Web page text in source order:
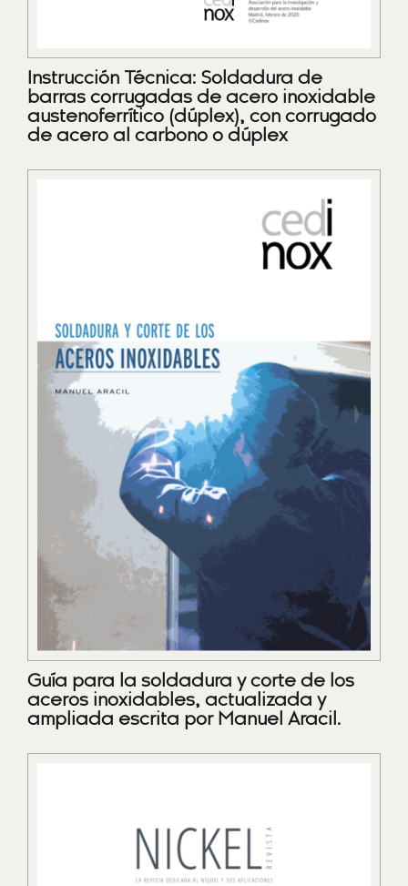
Instrucción Técnica: Soldadura de
barras corrugadas de acero inoxidable
austenoferrítico (dúplex), con corrugado
de acero al carbono o dúplex
Guía para la soldadura y corte de los
aceros inoxidables, actualizada y
ampliada escrita por Manuel Aracil.